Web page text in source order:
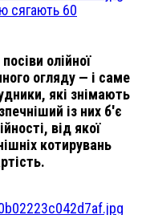
сягають 60
олійної
огляду — і саме
які знімають
із них б'є
від якої
котирувань